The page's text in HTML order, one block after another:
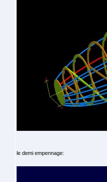
le demi empennage: